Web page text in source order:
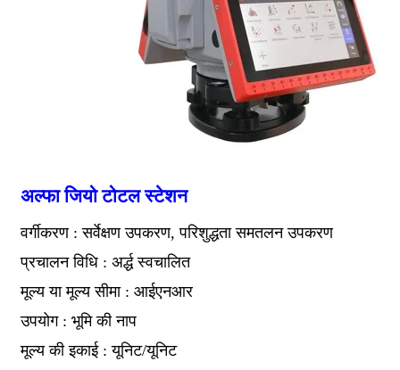
अल्फा जियो टोटल स्टेशन
वर्गीकरण : सर्वेक्षण उपकरण, परिशुद्धता समतलन उपकरण
प्रचालन विधि : अर्द्ध स्वचालित
मूल्य या मूल्य सीमा : आईएनआर
उपयोग : भूमि की नाप
मूल्य की इकाई : यूनिट/यूनिट